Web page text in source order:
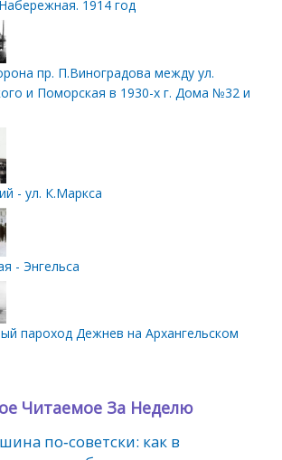
1914 год
пр. П.Виноградова между ул.
и Поморская в 1930-х г. Дома №32 и
- ул. К.Маркса
- Энгельса
пароход Дежнев на Архангельском
Читаемое За Неделю
по‑советски: как в